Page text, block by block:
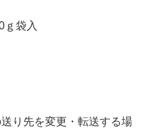
ｇ袋入
り先を変更・転送する場